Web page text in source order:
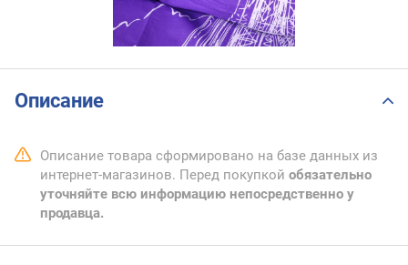
Описание
Описание товара сформировано на базе данных из
интернет-магазинов. Перед покупкой обязательно
уточняйте всю информацию непосредственно у
продавца.